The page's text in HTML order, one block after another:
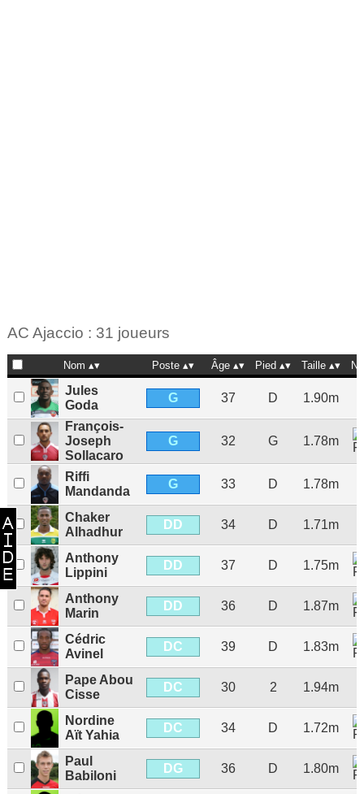
AC Ajaccio : 31 joueurs
Nom Poste Âge Pied Taille
Jules
Goda
G 37 D 1.90m
François-
Joseph
Sollacaro
G 32 G 1.78m
Riffi
Mandanda
G 33 D 1.78m
Chaker
Alhadhur
DD 34 D 1.71m
Anthony
Lippini
DD 37 D 1.75m
Anthony
Marin
DD 36 D 1.87m
Cédric
Avinel
DC 39 D 1.83m
Pape Abou
Cisse
DC 30 2 1.94m
Nordine
Aït Yahia
DC 34 D 1.72m
Paul
Babiloni
DG 36 D 1.80m